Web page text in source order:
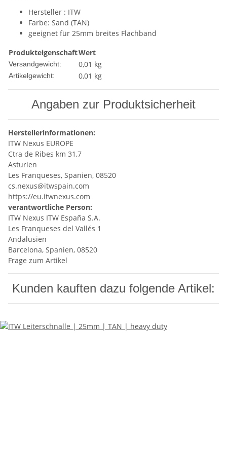
Hersteller : ITW
Farbe: Sand (TAN)
geeignet für 25mm breites Flachband
ProdukteigenschaftWert
Versandgewicht: 0,01 kg
Artikelgewicht: 0,01 kg
Angaben zur Produktsicherheit
Herstellerinformationen:
ITW Nexus EUROPE
Ctra de Ribes km 31,7
Asturien
Les Franqueses, Spanien, 08520
cs.nexus@itwspain.com
https://eu.itwnexus.com
verantwortliche Person:
ITW Nexus ITW España S.A.
Les Franqueses del Vallés 1
Andalusien
Barcelona, Spanien, 08520
Frage zum Artikel
Kunden kauften dazu folgende Artikel: